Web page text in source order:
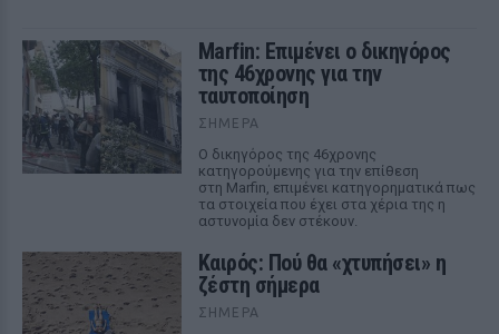
Marfin: Επιμένει ο δικηγόρος
της 46χρονης για την
ταυτοποίηση
ΣΉΜΕΡΑ
Ο δικηγόρος της 46χρονης
κατηγορούμενης για την επίθεση
στη Marfin, επιμένει κατηγορηματικά πως
τα στοιχεία που έχει στα χέρια της η
αστυνομία δεν στέκουν.
Καιρός: Πού θα «χτυπήσει» η
ζέστη σήμερα
ΣΉΜΕΡΑ